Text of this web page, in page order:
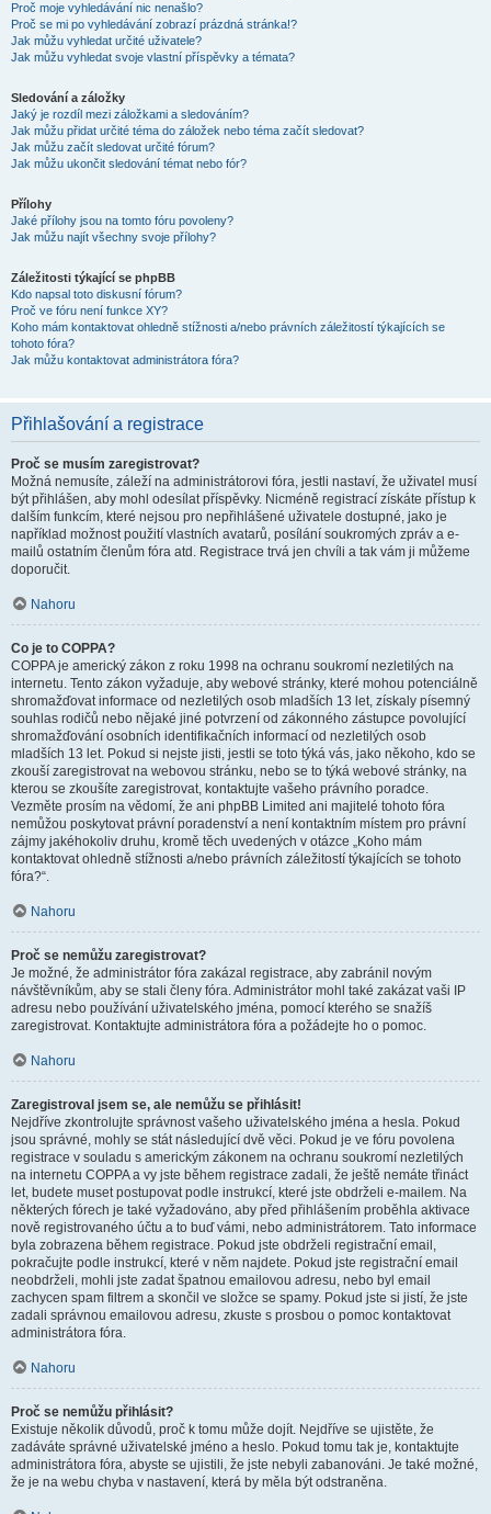
Proč moje vyhledávání nic nenašlo?
Proč se mi po vyhledávání zobrazí prázdná stránka!?
Jak můžu vyhledat určité uživatele?
Jak můžu vyhledat svoje vlastní příspěvky a témata?
Sledování a záložky
Jaký je rozdíl mezi záložkami a sledováním?
Jak můžu přidat určité téma do záložek nebo téma začít sledovat?
Jak můžu začít sledovat určité fórum?
Jak můžu ukončit sledování témat nebo fór?
Přílohy
Jaké přílohy jsou na tomto fóru povoleny?
Jak můžu najít všechny svoje přílohy?
Záležitosti týkající se phpBB
Kdo napsal toto diskusní fórum?
Proč ve fóru není funkce XY?
Koho mám kontaktovat ohledně stížnosti a/nebo právních záležitostí týkajících se
tohoto fóra?
Jak můžu kontaktovat administrátora fóra?
Přihlašování a registrace
Proč se musím zaregistrovat?
Možná nemusíte, záleží na administrátorovi fóra, jestli nastaví, že uživatel musí
být přihlášen, aby mohl odesílat příspěvky. Nicméně registrací získáte přístup k
dalším funkcím, které nejsou pro nepřihlášené uživatele dostupné, jako je
například možnost použití vlastních avatarů, posílání soukromých zpráv a e-
mailů ostatním členům fóra atd. Registrace trvá jen chvíli a tak vám ji můžeme
doporučit.
Nahoru
Co je to COPPA?
COPPA je americký zákon z roku 1998 na ochranu soukromí nezletilých na
internetu. Tento zákon vyžaduje, aby webové stránky, které mohou potenciálně
shromažďovat informace od nezletilých osob mladších 13 let, získaly písemný
souhlas rodičů nebo nějaké jiné potvrzení od zákonného zástupce povolující
shromažďování osobních identifikačních informací od nezletilých osob
mladších 13 let. Pokud si nejste jisti, jestli se toto týká vás, jako někoho, kdo se
zkouší zaregistrovat na webovou stránku, nebo se to týká webové stránky, na
kterou se zkoušíte zaregistrovat, kontaktujte vašeho právního poradce.
Vezměte prosím na vědomí, že ani phpBB Limited ani majitelé tohoto fóra
nemůžou poskytovat právní poradenství a není kontaktním místem pro právní
zájmy jakéhokoliv druhu, kromě těch uvedených v otázce „Koho mám
kontaktovat ohledně stížnosti a/nebo právních záležitostí týkajících se tohoto
fóra?“.
Nahoru
Proč se nemůžu zaregistrovat?
Je možné, že administrátor fóra zakázal registrace, aby zabránil novým
návštěvníkům, aby se stali členy fóra. Administrátor mohl také zakázat vaši IP
adresu nebo používání uživatelského jména, pomocí kterého se snažíš
zaregistrovat. Kontaktujte administrátora fóra a požádejte ho o pomoc.
Nahoru
Zaregistroval jsem se, ale nemůžu se přihlásit!
Nejdříve zkontrolujte správnost vašeho uživatelského jména a hesla. Pokud
jsou správné, mohly se stát následující dvě věci. Pokud je ve fóru povolena
registrace v souladu s americkým zákonem na ochranu soukromí nezletilých
na internetu COPPA a vy jste během registrace zadali, že ještě nemáte třináct
let, budete muset postupovat podle instrukcí, které jste obdrželi e-mailem. Na
některých fórech je také vyžadováno, aby před přihlášením proběhla aktivace
nově registrovaného účtu a to buď vámi, nebo administrátorem. Tato informace
byla zobrazena během registrace. Pokud jste obdrželi registrační email,
pokračujte podle instrukcí, které v něm najdete. Pokud jste registrační email
neobdrželi, mohli jste zadat špatnou emailovou adresu, nebo byl email
zachycen spam filtrem a skončil ve složce se spamy. Pokud jste si jistí, že jste
zadali správnou emailovou adresu, zkuste s prosbou o pomoc kontaktovat
administrátora fóra.
Nahoru
Proč se nemůžu přihlásit?
Existuje několik důvodů, proč k tomu může dojít. Nejdříve se ujistěte, že
zadáváte správné uživatelské jméno a heslo. Pokud tomu tak je, kontaktujte
administrátora fóra, abyste se ujistili, že jste nebyli zabanováni. Je také možné,
že je na webu chyba v nastavení, která by měla být odstraněna.